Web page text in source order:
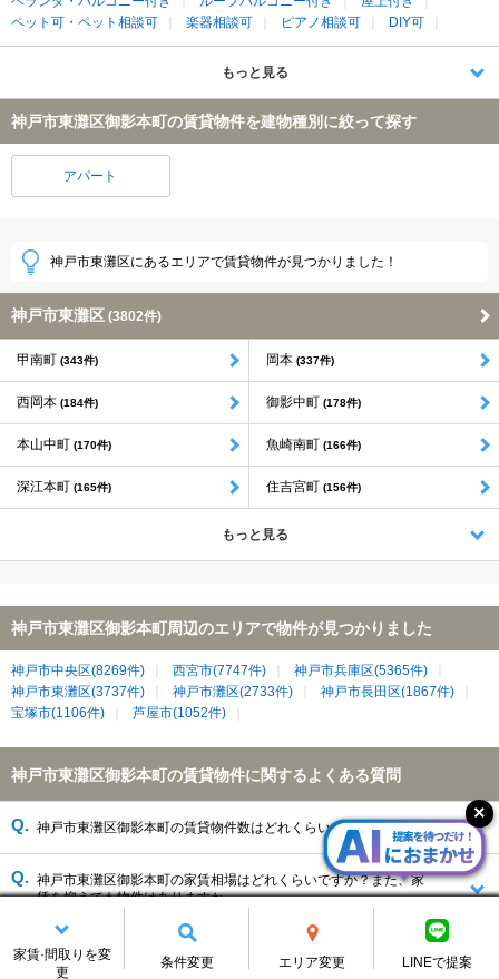
家賃·間取りを変
更
条件変更 エリア変更 LINEで提案
ペット可・ペット相談可
楽器相談可 ピアノ相談可 DIY可
もっと見る
神戸市東灘区御影本町の賃貸物件を建物種別に絞って探す
アパート
神戸市東灘区にあるエリアで賃貸物件が見つかりました！
神戸市東灘区 (3802件)
甲南町 (343件) 岡本 (337件)
西岡本 (184件) 御影中町 (178件)
本山中町 (170件) 魚崎南町 (166件)
深江本町 (165件) 住吉宮町 (156件)
もっと見る
神戸市東灘区御影本町周辺のエリアで物件が見つかりました
神戸市中央区(8269件) 西宮市(7747件)
神戸市兵庫区(5365件)
神戸市東灘区(3737件)
神戸市灘区(2733件)
神戸市長田区(1867件)
宝塚市(1106件)
芦屋市(1052件)
神戸市東灘区御影本町の賃貸物件に関するよくある質問
神戸市東灘区御影本町の賃貸物件数はどれくらいありますか？
神戸市東灘区御影本町の家賃相場はどれくらいですか？また、家
賃を抑えても物件はありますか。